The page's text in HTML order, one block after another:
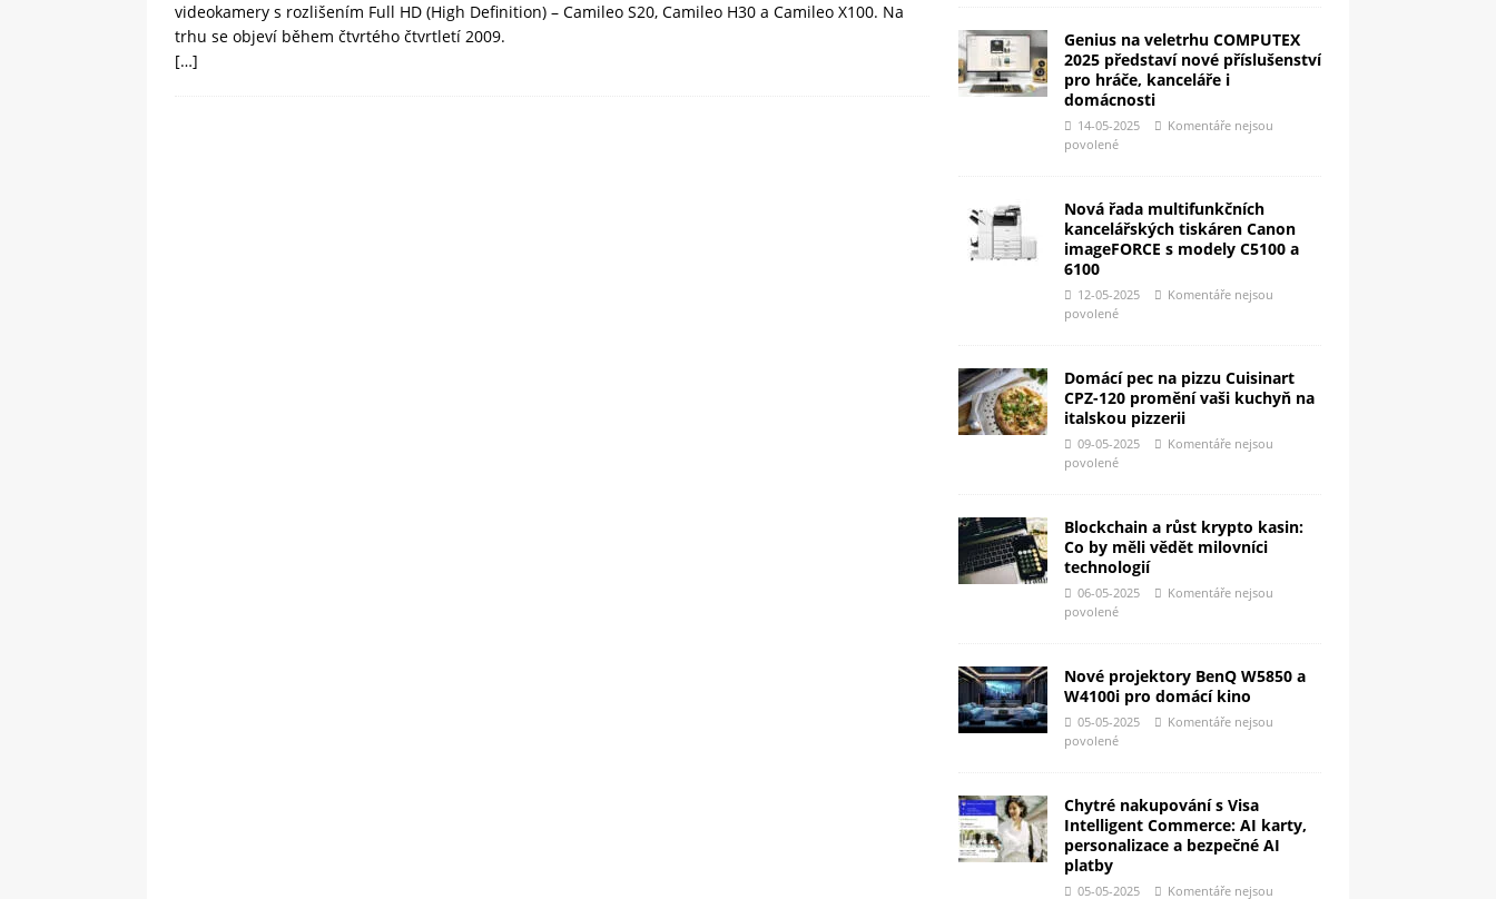
videokamery s rozlišením Full HD (High Definition) – Camileo S20, Camileo H30 a Camileo X100. Na
trhu se objeví během čtvrtého čtvrtletí 2009.
[…]
Genius na veletrhu COMPUTEX
2025 představí nové příslušenství
pro hráče, kanceláře i
domácnosti
14-05-2025
Komentáře nejsou
povolené
Nová řada multifunkčních
kancelářských tiskáren Canon
imageFORCE s modely C5100 a
6100
12-05-2025
Komentáře nejsou
povolené
Domácí pec na pizzu Cuisinart
CPZ-120 promění vaši kuchyň na
italskou pizzerii
09-05-2025
Komentáře nejsou
povolené
Blockchain a růst krypto kasin:
Co by měli vědět milovníci
technologií
06-05-2025
Komentáře nejsou
povolené
Nové projektory BenQ W5850 a
W4100i pro domácí kino
05-05-2025
Komentáře nejsou
povolené
Chytré nakupování s Visa
Intelligent Commerce: AI karty,
personalizace a bezpečné AI
platby
05-05-2025 Komentáře nejsou